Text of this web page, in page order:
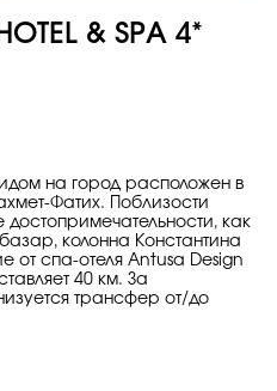
& SPA 4*
на город расположен в
Фатих. Поблизости
достопримечательности, как
колонна Константина
от спа-отеля Antusa Design
40 км. За
трансфер от/до